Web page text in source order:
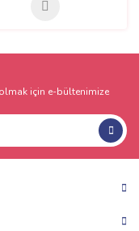
için e-bültenimize